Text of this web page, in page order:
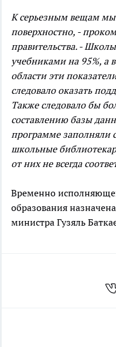
К серьезным вещам мы
поверхностно, -
правительства. -
учебниками на 95%, а
области эти
следовало оказать
Также следовало бы
составлению базы
программе заполняли
школьные
от них не всегда
Временно
образования
министра Гузяль